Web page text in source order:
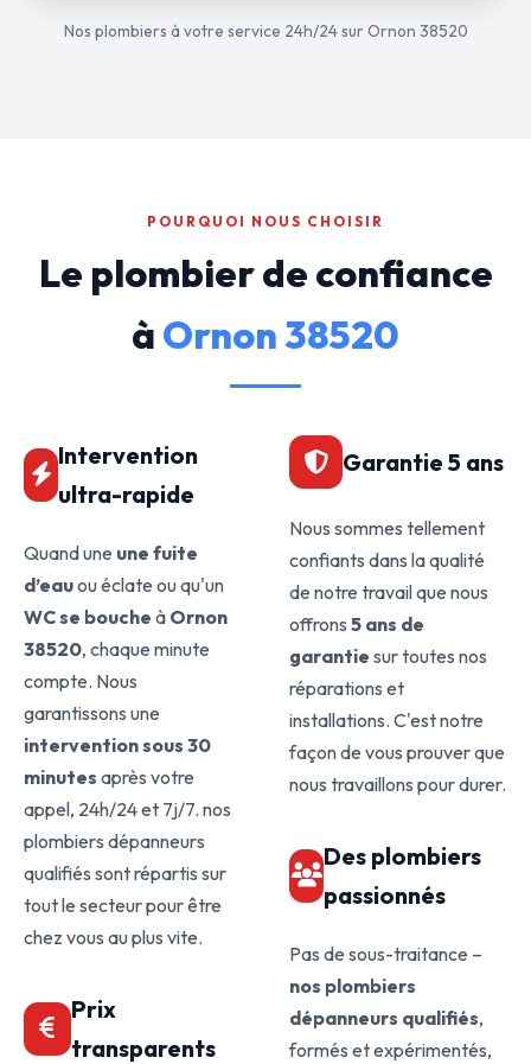
Nos plombiers à votre service 24h/24 sur Ornon 38520
POURQUOI NOUS CHOISIR
Le plombier de confiance
à Ornon 38520
Intervention
ultra-rapide
Quand une une fuite
d’eauou éclate ou qu'un
WC se bouche à Ornon
38520, chaque minute
compte. Nous
garantissons une
intervention sous 30
minutes après votre
appel, 24h/24 et 7j/7. nos
plombiers dépanneurs
qualifiés sont répartis sur
tout le secteur pour être
chez vous au plus vite.
Prix
transparents
Garantie 5 ans
Nous sommes tellement
confiants dans la qualité
de notre travail que nous
offrons 5 ans de
garantie sur toutes nos
réparations et
installations. C'est notre
façon de vous prouver que
nous travaillons pour durer.
Des plombiers
passionnés
Pas de sous-traitance –
nos plombiers
dépanneurs qualifiés,
formés et expérimentés,